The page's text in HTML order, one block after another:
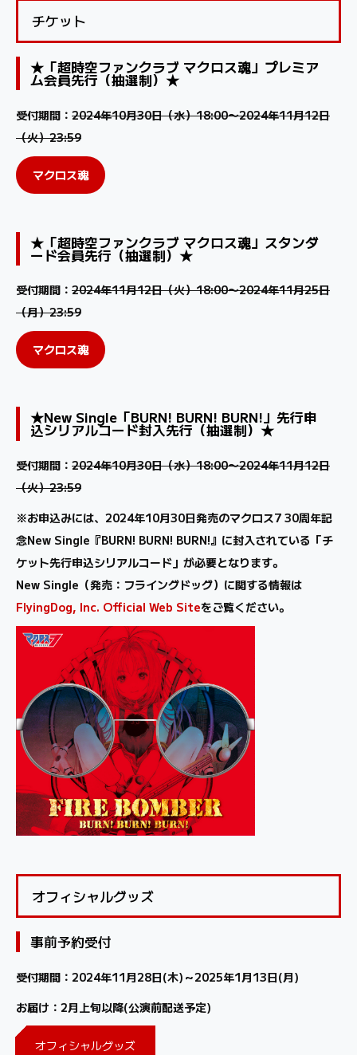
チケット
★「超時空ファンクラブ マクロス魂」プレミア
ム会員先行（抽選制）★
受付期間： 2024年10月30日（水）18:00〜2024年11月12日
（火）23:59
マクロス魂
★「超時空ファンクラブ マクロス魂」スタンダ
ード会員先行（抽選制）★
受付期間： 2024年11月12日（火）18:00〜2024年11月25日
（月）23:59
マクロス魂
★New Single「BURN! BURN! BURN!」先行申
込シリアルコード封入先行（抽選制）★
受付期間： 2024年10月30日（水）18:00〜2024年11月12日
（火）23:59
※お申込みには、2024年10月30日発売のマクロス7 30周年記
念New Single『BURN! BURN! BURN!』に封入されている「チ
ケット先行申込シリアルコード」が必要となります。
New Single（発売：フライングドッグ）に関する情報は
FlyingDog, Inc. Official Web Siteをご覧ください。
オフィシャルグッズ
事前予約受付
受付期間：2024年11月28日(木)～2025年1月13日(月)
お届け：2月上旬以降(公演前配送予定)
オフィシャルグッズ